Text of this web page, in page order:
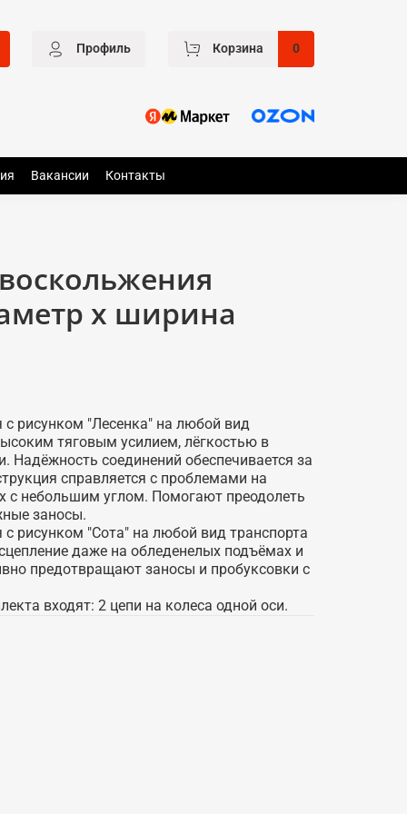
Профиль Корзина 0
Вакансии Контакты
x ширина
рисунком "Лесенка" на любой вид
тяговым усилием, лёгкостью в
Надёжность соединений обеспечивается за
справляется с проблемами на
с небольшим углом. Помогают преодолеть
заносы.
рисунком "Сота" на любой вид транспорта
даже на обледенелых подъёмах и
предотвращают заносы и пробуксовки с
входят: 2 цепи на колеса одной оси.